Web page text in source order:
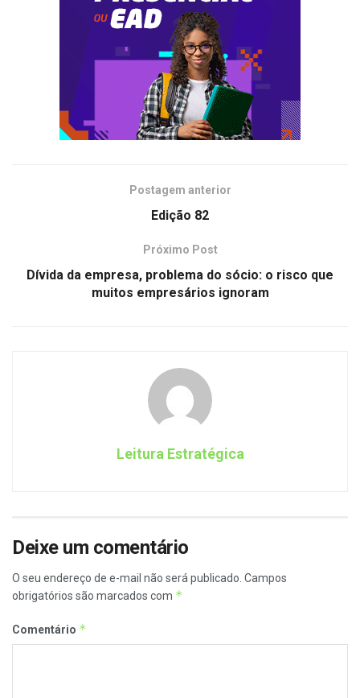
Postagem anterior
Edição 82
Próximo Post
Dívida da empresa, problema do sócio: o risco que
muitos empresários ignoram
Leitura Estratégica
Deixe um comentário
O seu endereço de e-mail não será publicado. Campos
obrigatórios são marcados com *
Comentário *